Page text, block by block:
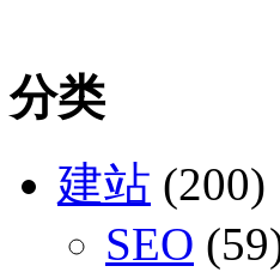
分类
建站 (200)
SEO